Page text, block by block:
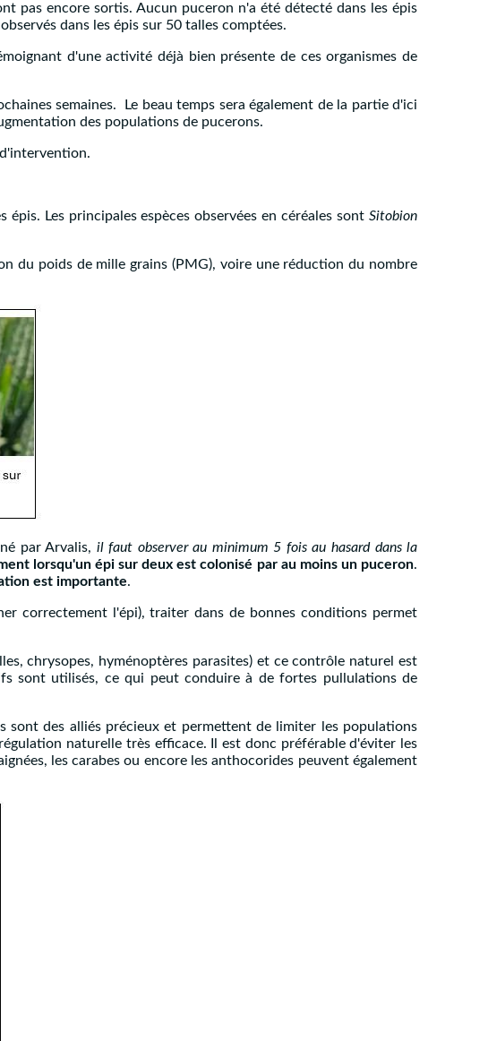
pas encore sortis. Aucun puceron n'a été détecté dans les épis
dans les épis sur 50 talles comptées.
d'une activité déjà bien présente de ces organismes de
semaines. Le beau temps sera également de la partie d'ici
des populations de pucerons.
Les principales espèces observées en céréales sont Sitobion
du poids de mille grains (PMG), voire une réduction du nombre
par Arvalis, il faut observer au minimum 5 fois au hasard dans la
lorsqu'un épi sur deux est colonisé par au moins un puceron.
est importante.
correctement l'épi), traiter dans de bonnes conditions permet
chrysopes, hyménoptères parasites) et ce contrôle naturel est
sont utilisés, ce qui peut conduire à de fortes pullulations de
sont des alliés précieux et permettent de limiter les populations
naturelle très efficace. Il est donc préférable d'éviter les
les carabes ou encore les anthocorides peuvent également